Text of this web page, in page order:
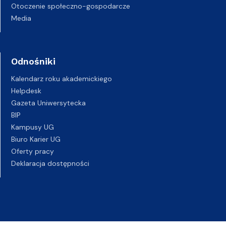
Otoczenie społeczno-gospodarcze
Media
Odnośniki
Kalendarz roku akademickiego
Helpdesk
Gazeta Uniwersytecka
BIP
Kampusy UG
Biuro Karier UG
Oferty pracy
Deklaracja dostępności